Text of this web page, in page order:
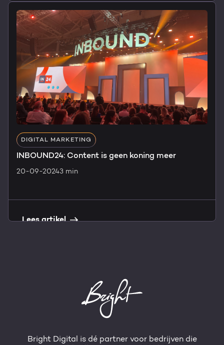
DIGITAL MARKETING
INBOUND24: Content is geen koning meer
20-09-20243 min
Lees artikel
Bright Digital is dé partner voor bedrijven die